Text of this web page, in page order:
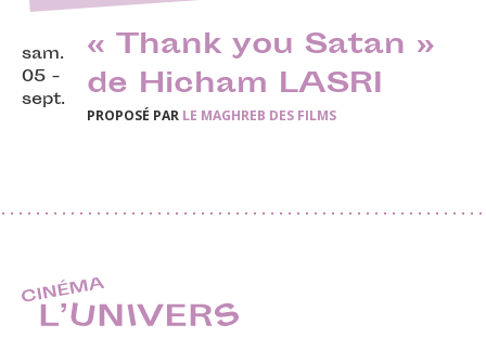
sam.
05 -
sept.
« Thank you Satan »
de Hicham LASRI
PROPOSÉ PAR LE MAGHREB DES FILMS